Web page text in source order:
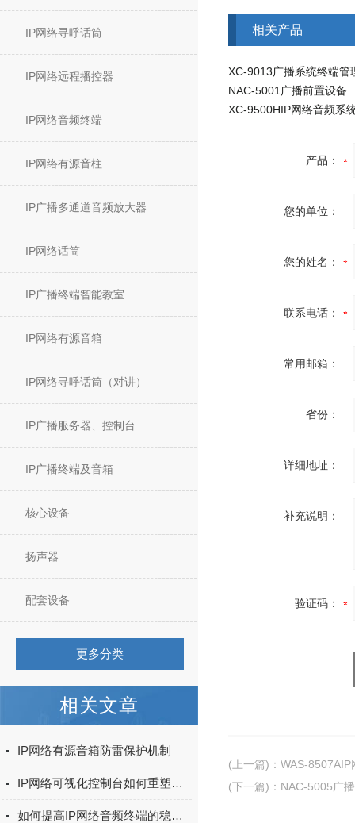
IP网络寻呼话筒
IP网络远程播控器
IP网络音频终端
IP网络有源音柱
IP广播多通道音频放大器
IP网络话筒
IP广播终端智能教室
IP网络有源音箱
IP网络寻呼话筒（对讲）
IP广播服务器、控制台
IP广播终端及音箱
核心设备
扬声器
配套设备
更多分类
相关文章
IP网络有源音箱防雷保护机制
IP网络可视化控制台如何重塑远程运维体验
如何提高IP网络音频终端的稳定性？
相关产品
XC-9013广播系统终端管
NAC-5001广播前置设备
XC-9500HIP网络音频系
产品：
您的单位：
您的姓名：
联系电话：
常用邮箱：
省份：
详细地址：
补充说明：
验证码：
(上一篇) ： WAS-8507AIP
(下一篇) ： NAC-5005广